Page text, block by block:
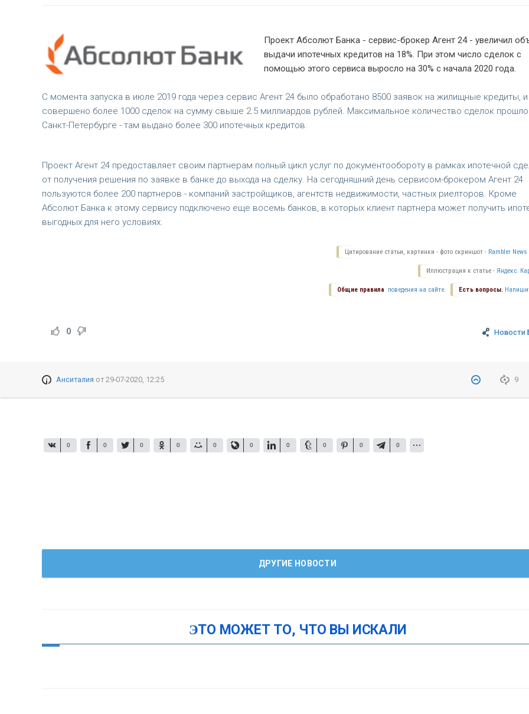
Проект Абсолют Банка - сервис-брокер Агент 24 - увеличил
выдачи ипотечных кредитов на 18%. При этом число сделок с
помощью этого сервиса выросло на 30% с начала 2020 года.
С момента запуска в июле 2019 года через сервис Агент 24 было обработано 8500 заявок на жилищные кредиты, и
совершено более 1000 сделок на сумму свыше 2.5 миллиардов рублей. Максимальное количество сделок
Санкт-Петербурге - там выдано более 300 ипотечных кредитов.
Проект Агент 24 предоставляет своим партнерам полный цикл услуг по документообороту в рамках ипотечной
от получения решения по заявке в банке до выхода на сделку. На сегодняшний день сервисом-брокером Агент 24
пользуются более 200 партнеров - компаний застройщиков, агентств недвижимости, частных риелторов. Кроме
Абсолют Банка к этому сервису подключено еще восемь банков, в которых клиент партнера может получить
выгодных для него условиях.
Цитирование статьи, картинки - фото скриншот - Rambler News
Иллюстрация к статье - Яндекс.
Есть вопросы.
Общие правила поведения на сайте.
Новости
0
9
Анситалия от 29-07-2020, 12:25
0 0 0 0 0 0 0 0 0 0
ДРУГИЕ НОВОСТИ
ЭТО МОЖЕТ ТО, ЧТО ВЫ ИСКАЛИ